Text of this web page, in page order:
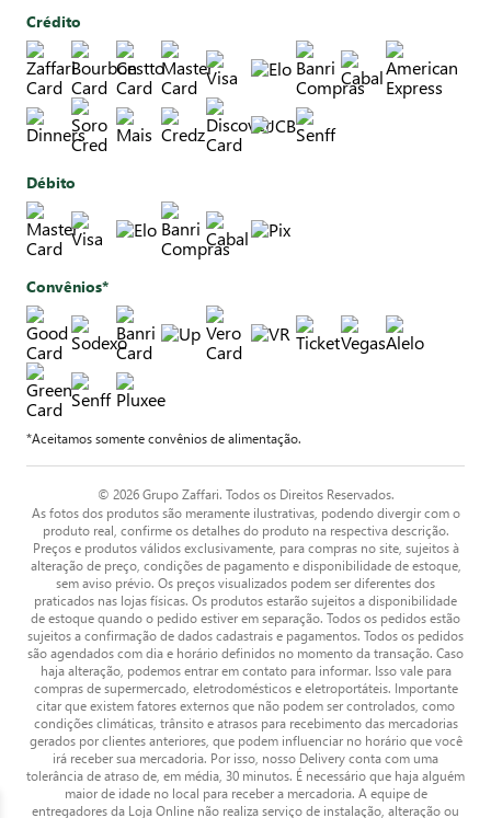
Crédito
Débito
Convênios*
*Aceitamos somente convênios de alimentação.
© 2026 Grupo Zaffari. Todos os Direitos Reservados.
As fotos dos produtos são meramente ilustrativas, podendo divergir com o
produto real, confirme os detalhes do produto na respectiva descrição.
Preços e produtos válidos exclusivamente, para compras no site, sujeitos à
alteração de preço, condições de pagamento e disponibilidade de estoque,
sem aviso prévio. Os preços visualizados podem ser diferentes dos
praticados nas lojas físicas. Os produtos estarão sujeitos a disponibilidade
de estoque quando o pedido estiver em separação. Todos os pedidos estão
sujeitos a confirmação de dados cadastrais e pagamentos. Todos os pedidos
são agendados com dia e horário definidos no momento da transação. Caso
haja alteração, podemos entrar em contato para informar. Isso vale para
compras de supermercado, eletrodomésticos e eletroportáteis. Importante
citar que existem fatores externos que não podem ser controlados, como
condições climáticas, trânsito e atrasos para recebimento das mercadorias
gerados por clientes anteriores, que podem influenciar no horário que você
irá receber sua mercadoria. Por isso, nosso Delivery conta com uma
tolerância de atraso de, em média, 30 minutos. É necessário que haja alguém
maior de idade no local para receber a mercadoria. A equipe de
entregadores da Loja Online não realiza serviço de instalação, alteração ou